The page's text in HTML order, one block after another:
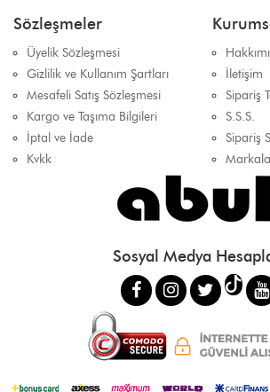
Sözleşmeler
Üyelik Sözleşmesi
Gizlilik ve Kullanım Şartları
Mesafeli Satış Sözleşmesi
Kargo ve Taşıma Bilgileri
İptal ve İade
Kvkk
İletişim
Sipariş
S.S.S.
Sipariş
Sosyal Medya